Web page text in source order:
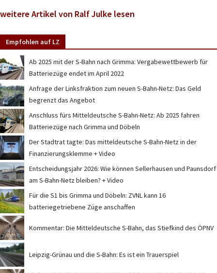
weitere Artikel von Ralf Julke lesen
Empfohlen auf LZ
Ab 2025 mit der S-Bahn nach Grimma: Vergabewettbewerb für
Batteriezüge endet im April 2022
Anfrage der Linksfraktion zum neuen S-Bahn-Netz: Das Geld
begrenzt das Angebot
Anschluss fürs Mitteldeutsche S-Bahn-Netz: Ab 2025 fahren
Batteriezüge nach Grimma und Döbeln
Der Stadtrat tagte: Das mitteldeutsche S-Bahn-Netz in der
Finanzierungsklemme + Video
Entscheidungsjahr 2026: Wie können Sellerhausen und Paunsdorf
am S-Bahn-Netz bleiben? + Video
Für die S1 bis Grimma und Döbeln: ZVNL kann 16
batteriegetriebene Züge anschaffen
Kommentar: Die Mitteldeutsche S-Bahn, das Stiefkind des ÖPNV
Leipzig-Grünau und die S-Bahn: Es ist ein Trauerspiel